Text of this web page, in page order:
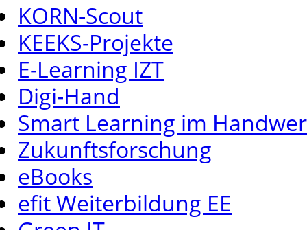
KORN-Scout
KEEKS-Projekte
E-Learning IZT
Digi-Hand
Smart Learning im
Zukunftsforschung
eBooks
efit Weiterbildung EE